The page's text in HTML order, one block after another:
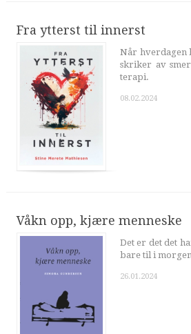
Fra ytterst til innerst
Når hverdagen
skriker av
terapi.
08.02.2024
Våkn opp, kjære menneske
Det er det det
bare til i
26.01.2024